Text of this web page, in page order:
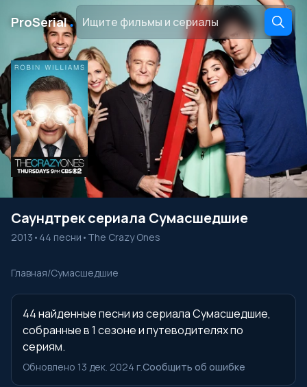
ProSerial․
Саундтрек сериала Сумасшедшие
2013 • 44 песни • The Crazy Ones
Главная/Сумасшедшие
44 найденные песни из сериала Сумасшедшие,
собранные в 1 сезоне и путеводителях по
сериям.
Обновлено 13 дек. 2024 г.Сообщить об ошибке